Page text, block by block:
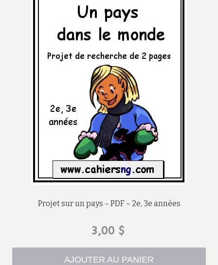
Projet sur un pays – PDF – 2e, 3e années
3,00 $
AJOUTER AU PANIER